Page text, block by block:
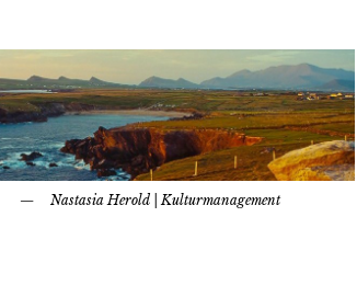
Nastasia Herold | Kulturmanagement